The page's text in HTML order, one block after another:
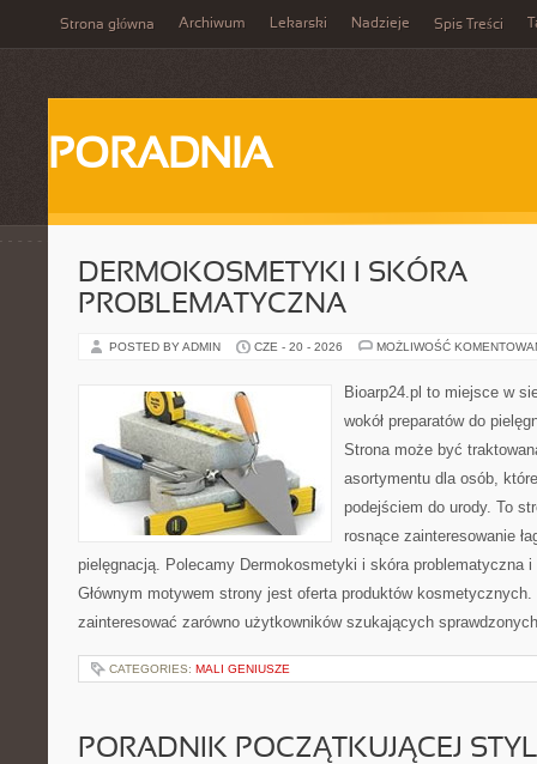
Strona główna Archiwum Lekarski Nadzieje Spis Treści
PORADNIA
DERMOKOSMETYKI I SKÓRA
PROBLEMATYCZNA
POSTED BY ADMIN CZE - 20 - 2026 MOŻLIWOŚĆ
Bioarp24.pl to miejsce w
wokół preparatów do
Strona może być
asortymentu dla osób,
podejściem do urody. To
rosnące zainteresowanie
pielęgnacją. Polecamy Dermokosmetyki i skóra problematyczna i
Głównym motywem strony jest oferta produktów
zainteresować zarówno użytkowników szukających
CATEGORIES: MALI GENIUSZE
PORADNIK POCZĄTKUJĄCEJ